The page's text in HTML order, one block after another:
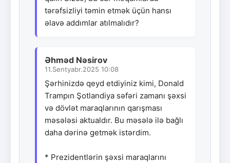
tərəfsizliyi təmin etmək üçün hansı
əlavə addımlar atılmalıdır?
Əhməd Nəsirov
11.Sentyabr.2025 10:08
Şərhinizdə qeyd etdiyiniz kimi, Donald
Trampın Şotlandiya səfəri zamanı şəxsi
və dövlət maraqlarının qarışması
məsələsi aktualdır. Bu məsələ ilə bağlı
daha dərinə getmək istərdim.
* Prezidentlərin şəxsi maraqlarını